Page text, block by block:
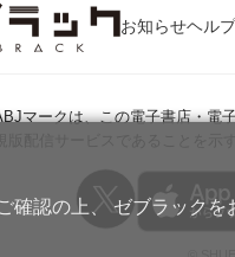
確認の上、 ゼブラックを
お知らせヘル
マークは、この電子書店・電